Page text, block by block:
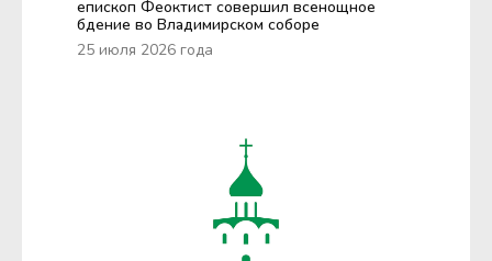
епископ Феоктист совершил всенощное
бдение во Владимирском соборе
25 июля 2026 года